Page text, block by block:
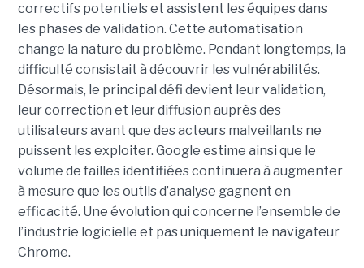
correctifs potentiels et assistent les équipes dans
les phases de validation. Cette automatisation
change la nature du problème. Pendant longtemps, la
difficulté consistait à découvrir les vulnérabilités.
Désormais, le principal défi devient leur validation,
leur correction et leur diffusion auprès des
utilisateurs avant que des acteurs malveillants ne
puissent les exploiter. Google estime ainsi que le
volume de failles identifiées continuera à augmenter
à mesure que les outils d’analyse gagnent en
efficacité. Une évolution qui concerne l’ensemble de
l’industrie logicielle et pas uniquement le navigateur
Chrome.